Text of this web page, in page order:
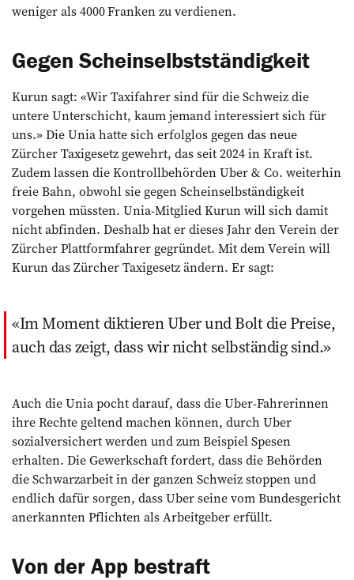
weniger als 4000 Franken zu verdienen.
Gegen Scheinselbstständigkeit
Kurun sagt: «Wir Taxifahrer sind für die Schweiz die
untere Unterschicht, kaum jemand interessiert sich für
uns.» Die Unia hatte sich erfolglos gegen das neue
Zürcher Taxigesetz gewehrt, das seit 2024 in Kraft ist.
Zudem lassen die Kontrollbehörden Uber & Co. weiterhin
freie Bahn, obwohl sie gegen Scheinselbständigkeit
vorgehen müssten. Unia-Mitglied Kurun will sich damit
nicht abfinden. Deshalb hat er dieses Jahr den Verein der
Zürcher Plattformfahrer gegründet. Mit dem Verein will
Kurun das Zürcher Taxigesetz ändern. Er sagt:
Im Moment diktieren Uber und Bolt die Preise,
auch das zeigt, dass wir nicht selbständig sind.
Auch die Unia pocht darauf, dass die Uber-Fahrerinnen
ihre Rechte geltend machen können, durch Uber
sozialversichert werden und zum Beispiel Spesen
erhalten. Die Gewerkschaft fordert, dass die Behörden
die Schwarzarbeit in der ganzen Schweiz stoppen und
endlich dafür sorgen, dass Uber seine vom Bundesgericht
anerkannten Pflichten als Arbeitgeber erfüllt.
Von der App bestraft